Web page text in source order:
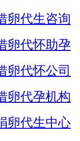
卵代生咨询
卵代怀助孕
卵代怀公司
卵代孕机构
卵代生中心